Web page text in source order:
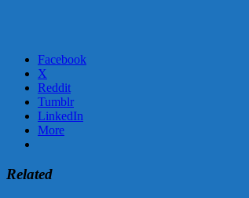
Facebook
X
Reddit
Tumblr
LinkedIn
More
Related